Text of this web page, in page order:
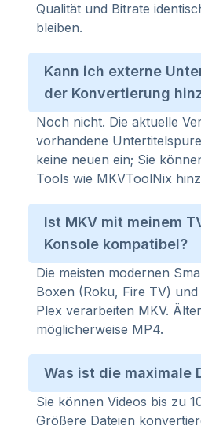
Qualität und Bitrate
bleiben.
Kann ich externe
der Konvertierung
Noch nicht. Die aktuelle
vorhandene
keine neuen ein; Sie
Tools wie MKVToolNix
Ist MKV mit meinem
Konsole kompatibel?
Die meisten modernen
Boxen (Roku, Fire TV)
Plex verarbeiten MKV.
möglicherweise MP4.
Was ist die maximale
Sie können Videos bis zu
Größere Dateien